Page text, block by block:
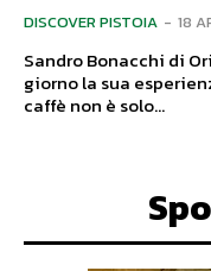
DISCOVER PISTOIA - 18
Sandro Bonacchi di
giorno la sua
caffè non è solo...